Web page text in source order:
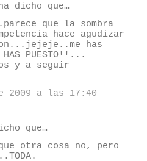
dicho que…
que la sombra
hace agudizar
has
PUESTO!!...
y a seguir
2009 a las 17:40
que…
otra cosa no, pero